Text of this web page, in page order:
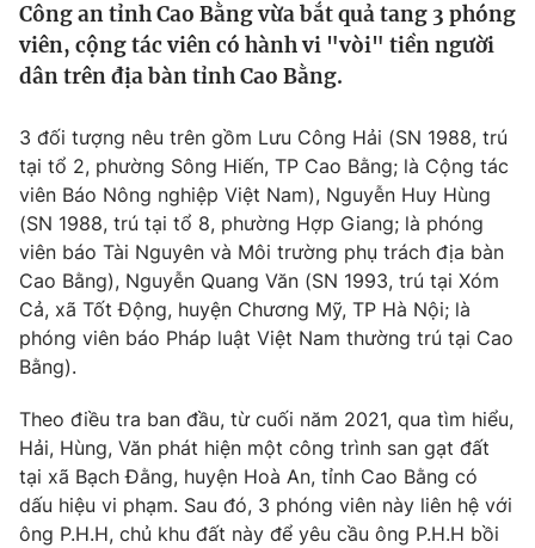
Tin tức
Thế giới đó đây
Câu chuyện quốc tế
Kinh tế
Thị trường
Góc doanh nghiệp
Truyền hình
Phim VTV
Hậu trường
Nhân vật
Khán giả
Giải sao mai
Giải trí
Điện ảnh
Âm nhạc
Đời sống
Du lịch
Làm đẹp
Chất lượng cuộc sống
Tuyển sinh
Học trực tuyến
Công nghệ
Hitech Công nghệ tương lai
Giao lưu trực tuyến
Công an tỉnh Cao Bằng vừa bắt quả tang 3 phóng
viên, cộng tác viên có hành vi "vòi" tiền người
dân trên địa bàn tỉnh Cao Bằng.
3 đối tượng nêu trên gồm Lưu Công Hải (SN 1988, trú
tại tổ 2, phường Sông Hiến, TP Cao Bằng; là Cộng tác
viên Báo Nông nghiệp Việt Nam), Nguyễn Huy Hùng
(SN 1988, trú tại tổ 8, phường Hợp Giang; là phóng
viên báo Tài Nguyên và Môi trường phụ trách địa bàn
Cao Bằng), Nguyễn Quang Văn (SN 1993, trú tại Xóm
Cả, xã Tốt Động, huyện Chương Mỹ, TP Hà Nội; là
phóng viên báo Pháp luật Việt Nam thường trú tại Cao
Bằng).
Theo điều tra ban đầu, từ cuối năm 2021, qua tìm hiểu,
Hải, Hùng, Văn phát hiện một công trình san gạt đất
tại xã Bạch Đằng, huyện Hoà An, tỉnh Cao Bằng có
dấu hiệu vi phạm. Sau đó, 3 phóng viên này liên hệ với
ông P.H.H, chủ khu đất này để yêu cầu ông P.H.H bồi